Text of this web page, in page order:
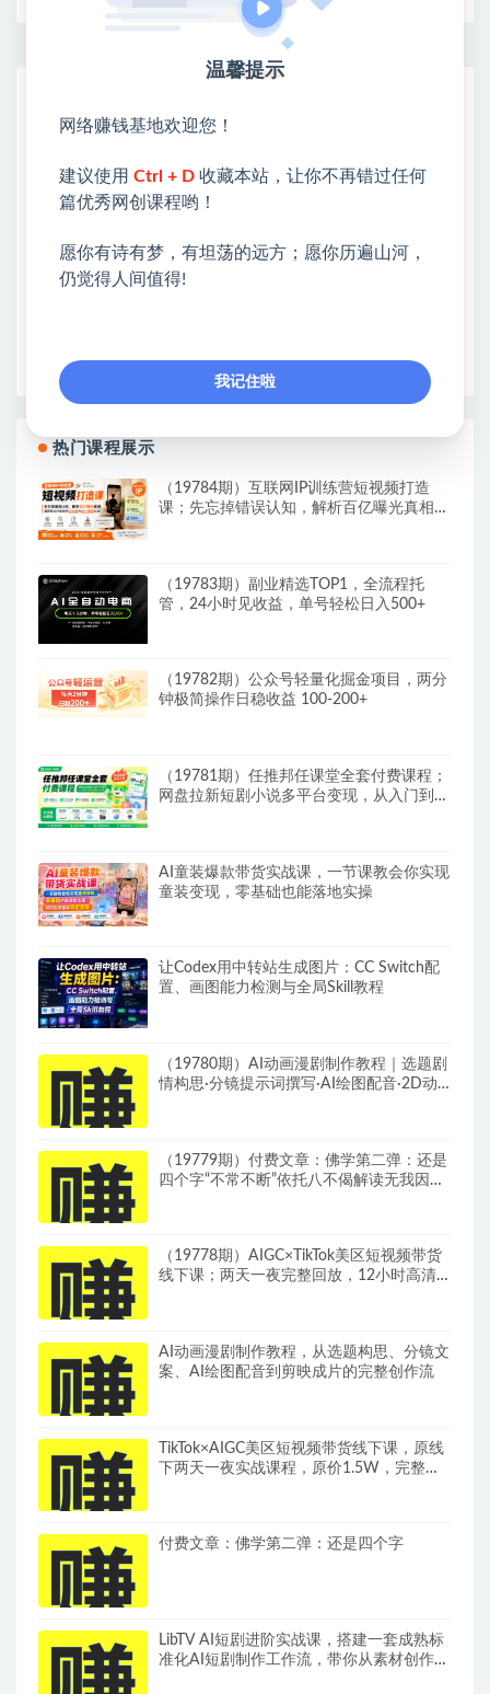
站长微信：无
❤本站：本站整合多方资源站，主要面向互联网创业
类&副业类，资源丰富 物超所值。
各种项目 + 提升网创认知。
❤本站为众多团队提供了重要价值，也为众多创业者
热门课程展示
（19784期）互联网IP训练营短视频打造
课；先忘掉错误认知，解析百亿曝光真相，
（19783期）副业精选TOP1，全流程托
管，24小时见收益，单号轻松日入500+
（19782期）公众号轻量化掘金项目，两分
钟极简操作日稳收益 100-200+
（19781期）任推邦任课堂全套付费课程；
网盘拉新短剧小说多平台变现，从入门到高
AI童装爆款带货实战课，一节课教会你实现
童装变现，零基础也能落地实操
让Codex用中转站生成图片：CC Switch配
置、画图能力检测与全局Skill教程
（19780期）AI动画漫剧制作教程｜选题剧
情构思·分镜提示词撰写·AI绘图配音·2D动
（19779期）付费文章：佛学第二弹：还是
四个字“不常不断”依托八不偈解读无我因果
（19778期）AIGC×TikTok美区短视频带货
线下课；两天一夜完整回放，12小时高清视
AI动画漫剧制作教程，从选题构思、分镜文
案、AI绘图配音到剪映成片的完整创作流
TikTok×AIGC美区短视频带货线下课，原线
下两天一夜实战课程，原价1.5W，完整收
付费文章：佛学第二弹：还是四个字
LibTV AI短剧进阶实战课，搭建一套成熟标
准化AI短剧制作工作流，带你从素材创作走
温馨提示
网络赚钱基地欢迎您！
建议使用 Ctrl + D 收藏本站，让你不再错过任何
篇优秀网创课程哟！
愿你有诗有梦，有坦荡的远方；愿你历遍山河，
仍觉得人间值得!
我记住啦